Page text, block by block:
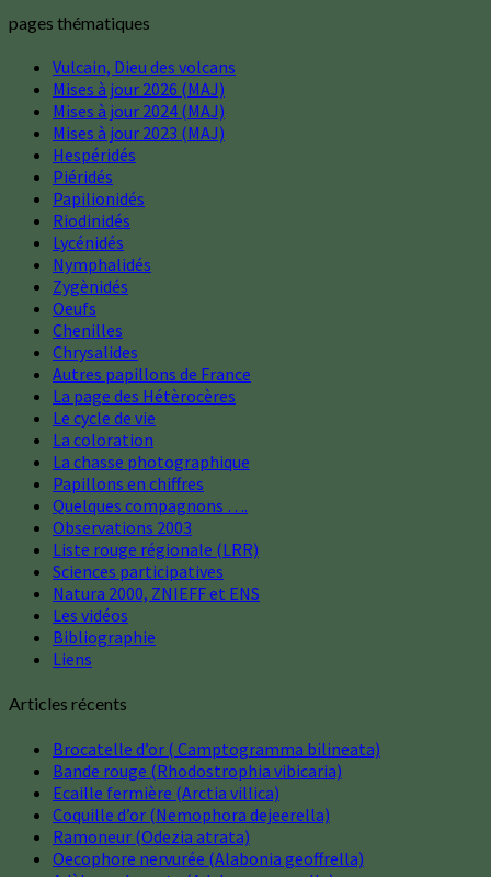
pages thématiques
Vulcain, Dieu des volcans
Mises à jour 2026 (MAJ)
Mises à jour 2024 (MAJ)
Mises à jour 2023 (MAJ)
Hespéridés
Piéridés
Papilionidés
Riodinidés
Lycénidés
Nymphalidés
Zygènidés
Oeufs
Chenilles
Chrysalides
Autres papillons de France
La page des Hétèrocères
Le cycle de vie
La coloration
La chasse photographique
Papillons en chiffres
Quelques compagnons ….
Observations 2003
Liste rouge régionale (LRR)
Sciences participatives
Natura 2000, ZNIEFF et ENS
Les vidéos
Bibliographie
Liens
Articles récents
Brocatelle d’or ( Camptogramma bilineata)
Bande rouge (Rhodostrophia vibicaria)
Ecaille fermière (Arctia villica)
Coquille d’or (Nemophora dejeerella)
Ramoneur (Odezia atrata)
Oecophore nervurée (Alabonia geoffrella)